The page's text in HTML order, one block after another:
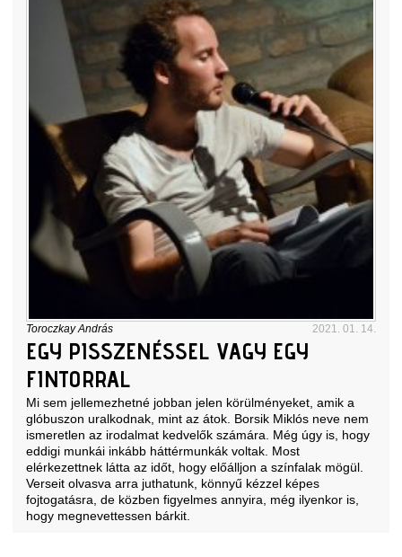
Toroczkay András 2021. 01. 14.
EGY PISSZENÉSSEL VAGY EGY
FINTORRAL
Mi sem jellemezhetné jobban jelen körülményeket, amik a
glóbuszon uralkodnak, mint az átok. Borsik Miklós neve nem
ismeretlen az irodalmat kedvelők számára. Még úgy is, hogy
eddigi munkái inkább háttérmunkák voltak. Most
elérkezettnek látta az időt, hogy előálljon a színfalak mögül.
Verseit olvasva arra juthatunk, könnyű kézzel képes
fojtogatásra, de közben figyelmes annyira, még ilyenkor is,
hogy megnevettessen bárkit.